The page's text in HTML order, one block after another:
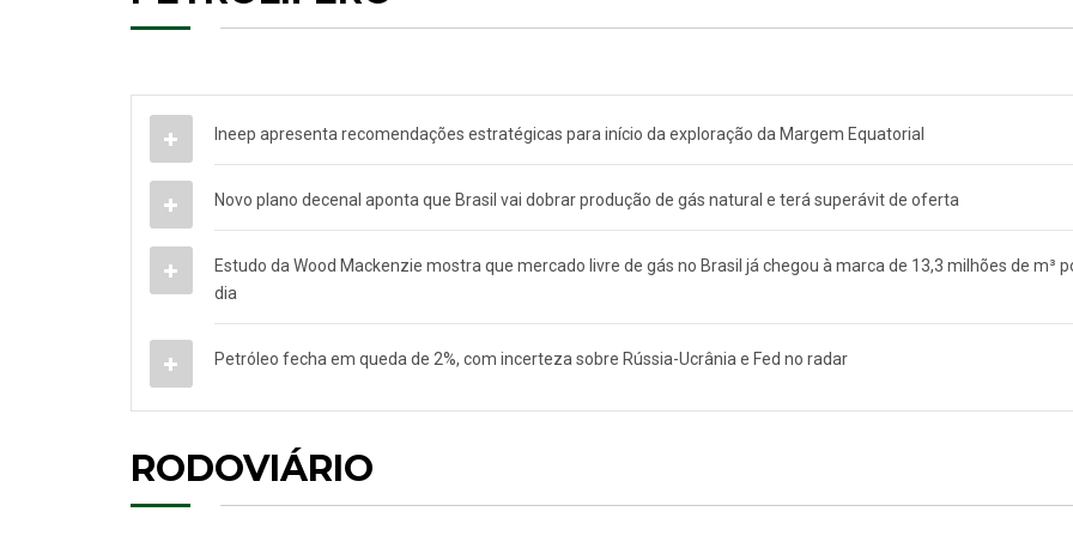
Ineep apresenta recomendações estratégicas para início da exploração da Margem Equatorial
Novo plano decenal aponta que Brasil vai dobrar produção de gás natural e terá superávit de oferta
Estudo da Wood Mackenzie mostra que mercado livre de gás no Brasil já chegou à marca de 13,3 milhões de m³
dia
Petróleo fecha em queda de 2%, com incerteza sobre Rússia-Ucrânia e Fed no radar
RODOVIÁRIO